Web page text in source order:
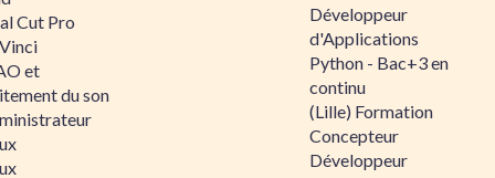
Cut Pro
et
du son
Développeur
d'Applications
Python - Bac+3 en
continu
(Lille) Formation
Concepteur
Développeur